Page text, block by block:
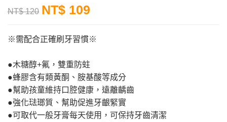
NT$ 120 NT$ 109
※需配合正確刷牙習慣※
●木糖醇+氟，雙重防蛀
●蜂膠含有類黃酮、胺基酸等成分
●幫助孩童維持口腔健康，遠離齲齒
●強化琺瑯質、幫助促進牙齦緊實
●可取代一般牙膏每天使用，可保持牙齒清潔